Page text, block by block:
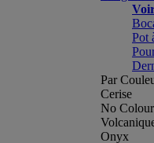
Pot
Par
Cerise
No Colour
Onyx